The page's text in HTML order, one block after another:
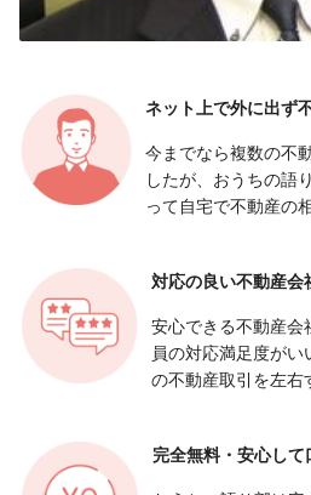
ネット上で外に出ず
今までなら複数の不
したが、おうちの語
って自宅で不動産の
対応の良い不動産会
安心できる不動産会
員の対応満足度が
の不動産取引を左右
完全無料・安心して